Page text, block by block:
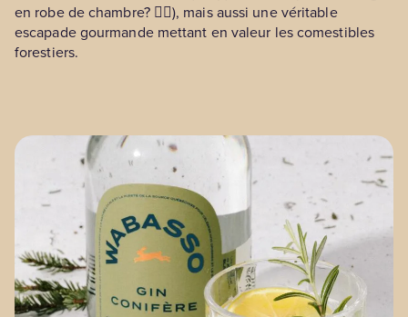
en robe de chambre? 🧖‍♀️), mais aussi une véritable
escapade gourmande mettant en valeur les comestibles
forestiers.